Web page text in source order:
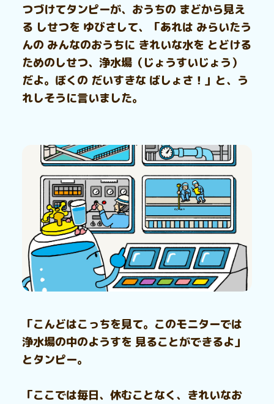
つづけてタンピーが、おうちの まどから見え
る しせつを ゆびさして、「あれは みらいたう
んの みんなのおうちに きれいな水を とどける
ためのしせつ、浄水場（じょうすいじょう）
だよ。ぼくの だいすきな ばしょさ！」と、う
れしそうに言いました。
「こんどはこっちを見て。このモニターでは
浄水場の中のようすを 見ることができるよ」
とタンピー。
「ここでは毎日、休むことなく、きれいなお